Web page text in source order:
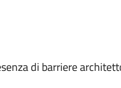
di barriere